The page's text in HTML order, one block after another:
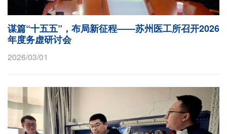
谋篇“十五五”，布局新征程——苏州医工所召开2026
年度务虚研讨会
2026/03/01